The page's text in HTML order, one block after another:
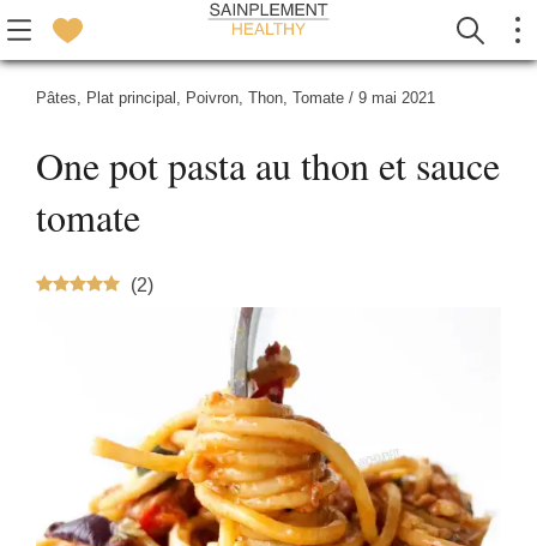
Pâtes, Plat principal , Poivron, Thon, Tomate / 9 mai 2021
One pot pasta au thon et sauce
tomate
(2)